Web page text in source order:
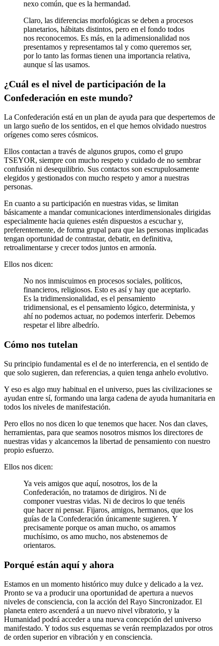
nexo común, que es la hermandad.
Claro, las diferencias morfológicas se deben a procesos
planetarios, hábitats distintos, pero en el fondo todos
nos reconocemos. Es más, en la adimensionalidad nos
presentamos y representamos tal y como queremos ser,
por lo tanto las formas tienen una importancia relativa,
aunque sí las usamos.
¿Cuál es el nivel de participación de la
Confederación en este mundo?
La Confederación está en un plan de ayuda para que despertemos de
un largo sueño de los sentidos, en el que hemos olvidado nuestros
orígenes como seres cósmicos.
Ellos contactan a través de algunos grupos, como el grupo
TSEYOR, siempre con mucho respeto y cuidado de no sembrar
confusión ni desequilibrio. Sus contactos son escrupulosamente
elegidos y gestionados con mucho respeto y amor a nuestras
personas.
En cuanto a su participación en nuestras vidas, se limitan
básicamente a mandarcomunicaciones interdimensionales dirigidas
especialmente hacia quienes estén dispuestos a escuchar y,
preferentemente, de forma grupal para que las personas implicadas
tengan oportunidad de contrastar, debatir, en definitiva,
retroalimentarse y crecer todos juntos en armonía.
Ellos nos dicen:
No nos inmiscuimos en procesos sociales, políticos,
financieros, religiosos. Esto es así y hay que aceptarlo.
Es la tridimensionalidad, es el pensamiento
tridimensional, es el pensamiento lógico, determinista, y
ahí no podemos actuar, no podemos interferir. Debemos
respetar el libre albedrío.
Cómo nos tutelan
Su principio fundamental es el de no interferencia, en el sentido de
que solo sugieren, dan referencias, a quien tenga anhelo evolutivo.
Y eso es algo muy habitual en el universo, pues las civilizaciones se
ayudan entre sí, formando una larga cadena de ayuda humanitaria en
todos los niveles de manifestación.
Pero ellos no nos dicen lo que tenemos que hacer. Nos dan claves,
herramientas, para que seamos nosotros mismos los directores de
nuestras vidas y alcancemos la libertad de pensamiento con nuestro
propio esfuerzo.
Ellos nos dicen:
Ya veis amigos que aquí, nosotros, los de la
Confederación, no tratamos de dirigiros. Ni de
componer vuestras vidas. Ni de deciros lo que tenéis
que hacer ni pensar. Fijaros, amigos, hermanos, que los
guías de la Confederación únicamente sugieren. Y
precisamente porque os aman mucho, os amamos
muchísimo, os amo mucho, nos abstenemos de
orientaros.
Porqué están aquí y ahora
Estamos en un momento histórico muy dulce y delicado a la vez.
Pronto se va a producir una oportunidad de apertura a nuevos
niveles de consciencia, con la acción del Rayo Sincronizador. El
planeta entero ascenderá a un nuevo nivel vibratorio, y la
Humanidad podrá acceder a una nueva concepción del universo
manifestado. Y todos sus esquemas se verán reemplazados por otros
de orden superior en vibración y en consciencia.